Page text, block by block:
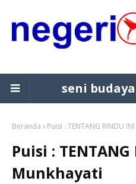
seni
Beranda Puisi : TENTANG RINDU
Puisi :
Munkhayati